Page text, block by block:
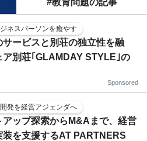
ネスパーソンを癒やす
サービスと別荘の独立性を融
別荘｢GLAMDAY STYLE｣の
Sponsored
発を経営アジェンダへ
アップ探索からM&Aまで、経営
装を支援するAT PARTNERS